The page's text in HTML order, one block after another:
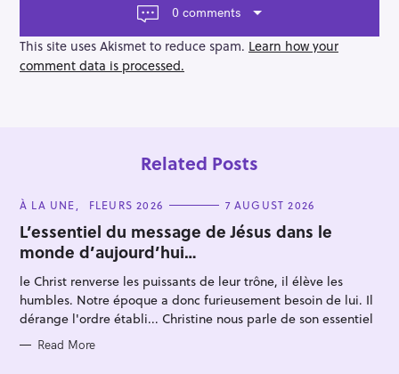
g
a
t
0 comments
This site uses Akismet to reduce spam. Learn how your
comment data is processed.
Related Posts
C
T
E
G
O
R
I
E
S
À LA UNE FLEURS 2026 7 AUGUST 2026
L’essentiel du message de Jésus dans le
monde d’aujourd’hui…
le Christ renverse les puissants de leur trône, il élève les
humbles. Notre époque a donc furieusement besoin de lui. Il
dérange l'ordre établi... Christine nous parle de son essentiel
Read More